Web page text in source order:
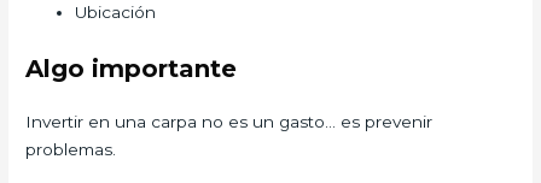
Ubicación
Algo importante
Invertir en una carpa no es un gasto… es prevenir
problemas.